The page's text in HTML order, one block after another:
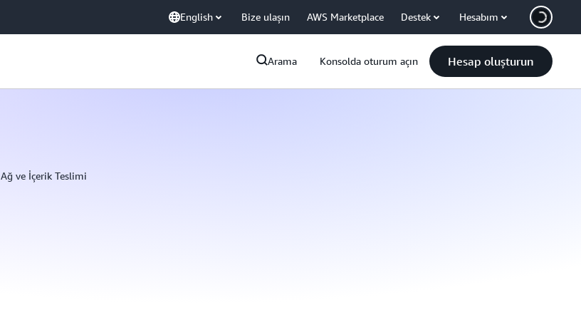
English Bize ulaşın AWS Marketplace Destek Hesabım
Arama Konsolda oturum açın Hesap oluşturun
Ağ ve İçerik Teslimi